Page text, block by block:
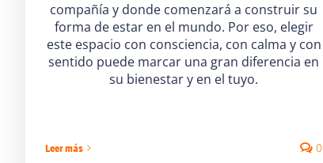
compañía y donde comenzará a construir su
forma de estar en el mundo. Por eso, elegir
este espacio con consciencia, con calma y con
sentido puede marcar una gran diferencia en
su bienestar y en el tuyo.
Leer más 0